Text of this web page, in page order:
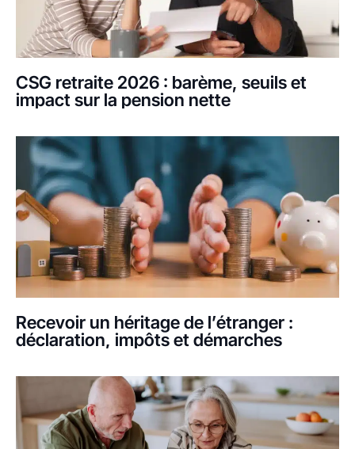
CSG retraite 2026 : barème, seuils et
impact sur la pension nette
Recevoir un héritage de l’étranger :
déclaration, impôts et démarches